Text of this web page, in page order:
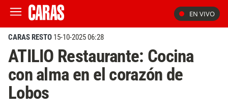
EN VIVO
CARAS RESTO 15-10-2025 06:28
ATILIO Restaurante: Cocina
con alma en el corazón de
Lobos